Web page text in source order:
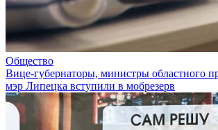
Общество
Вице-губернаторы, министры областного
мэр Липецка вступили в мобрезерв